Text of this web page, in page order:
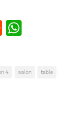
Reddit
4 salon
table